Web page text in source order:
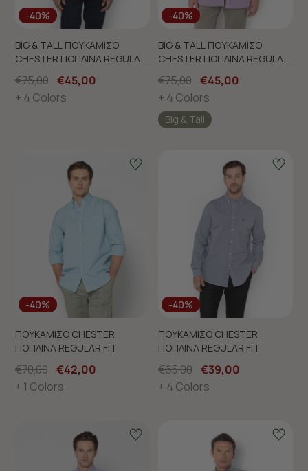
-40%
BIG & TALL ΠΟΥΚΑΜΙΣΟ
CHESTER ΠΟΠΛΙΝΑ REGULAR
€75,00 €45,00
+ 4 Colors
-40%
BIG & TALL ΠΟΥΚΑΜΙΣΟ
CHESTER ΠΟΠΛΙΝΑ REGULAR
€75,00 €45,00
+ 4 Colors
Big & Tall
-40%
ΠΟΥΚΑΜΙΣΟ CHESTER
ΠΟΠΛΙΝΑ REGULAR FIT
€70,00 €42,00
+ 1 Colors
-40%
ΠΟΥΚΑΜΙΣΟ CHESTER
ΠΟΠΛΙΝΑ REGULAR FIT
€65,00 €39,00
+ 4 Colors